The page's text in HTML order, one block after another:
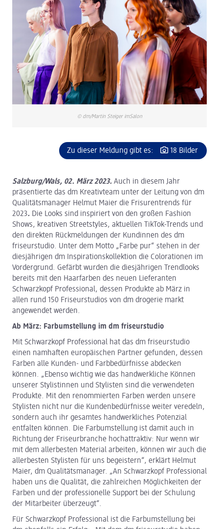
Über dm
Pressekontakt
ACTIVE BEAUTY
© dm/Martin Steiger imSalon
Zu dieser Meldung gibt es: 18 Bilder
Salzburg/Wals, 02. März 2023. Auch in diesem Jahr
präsentierte das dm Kreativteam unter der Leitung von dm
Qualitätsmanager Helmut Maier die Frisurentrends für
2023. Die Looks sind inspiriert von den großen Fashion
Shows, kreativen Streetstyles, aktuellen TikTok-Trends und
den direkten Rückmeldungen der Kundinnen des dm
friseurstudio. Unter dem Motto „Farbe pur“ stehen in der
diesjährigen dm Inspirationskollektion die Colorationen im
Vordergrund. Gefärbt wurden die diesjährigen Trendlooks
bereits mit den Haarfarben des neuen Lieferanten
Schwarzkopf Professional, dessen Produkte ab März in
allen rund 150 Friseurstudios von dm drogerie markt
angewendet werden.
Ab März: Farbumstellung im dm friseurstudio
Mit Schwarzkopf Professional hat das dm friseurstudio
einen namhaften europäischen Partner gefunden, dessen
Farben alle Kunden- und Farbbedürfnisse abdecken
können. „Ebenso wichtig wie das handwerkliche Können
unserer Stylistinnen und Stylisten sind die verwendeten
Produkte. Mit den renommierten Farben werden unsere
Stylisten nicht nur die Kundenbedürfnisse weiter veredeln,
sondern auch ihr gesamtes handwerkliches Potenzial
entfalten können. Die Farbumstellung ist damit auch in
Richtung der Friseurbranche hochattraktiv: Nur wenn wir
mit dem allerbesten Material arbeiten, können wir auch die
allerbesten Stylisten für uns begeistern“, erklärt Helmut
Maier, dm Qualitätsmanager. „An Schwarzkopf Professional
haben uns die Qualität, die zahlreichen Möglichkeiten der
Farben und der professionelle Support bei der Schulung
der Mitarbeiter überzeugt“.
Für Schwarzkopf Professional ist die Farbumstellung bei